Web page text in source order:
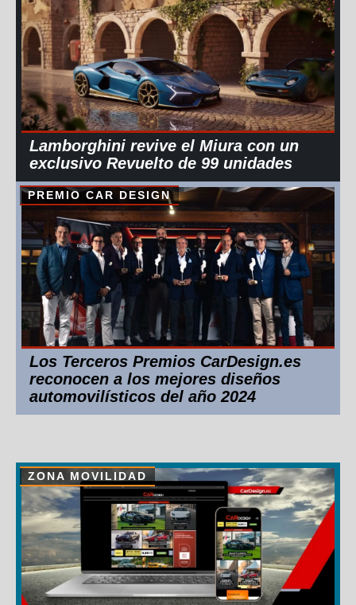
Lamborghini revive el Miura con un
exclusivo Revuelto de 99 unidades
PREMIO CAR DESIGN
Los Terceros Premios CarDesign.es
reconocen a los mejores diseños
automovilísticos del año 2024
ZONA MOVILIDAD